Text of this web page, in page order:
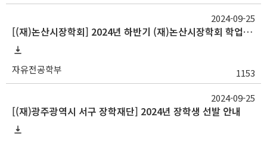
[(재)논산시장학회] 2024년 하반기 (재)논산시장학회 학업장려 장학생 선발 안내
자유전공학부 1153
2024-09-25
[(재)광주광역시 서구 장학재단] 2024년 장학생 선발 안내
2024-09-25